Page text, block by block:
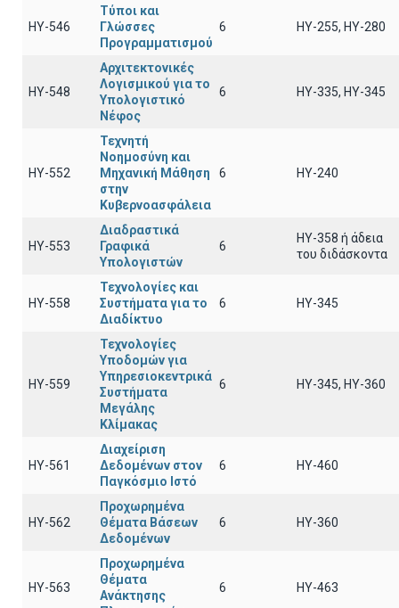
ΗΥ-546
Τύποι και
Γλώσσες
Προγραμματισμού
6 ΗΥ-255, ΗΥ-280
ΗΥ-548
Αρχιτεκτονικές
Λογισμικού για το
Υπολογιστικό
Νέφος
6 ΗΥ-335, ΗΥ-345
ΗΥ-552
Τεχνητή
Νοημοσύνη και
Μηχανική Μάθηση
στην
Κυβερνοασφάλεια
6 ΗΥ-240
ΗΥ-553
Διαδραστικά
Γραφικά
Υπολογιστών
6
ΗΥ-358 ή άδεια
του διδάσκοντα
ΗΥ-558
Τεχνολογίες και
Συστήματα για το
Διαδίκτυο
6 HY-345
HY-559
Τεχνολογίες
Υποδομών για
Υπηρεσιοκεντρικά
Συστήματα
Μεγάλης
Κλίμακας
6 ΗΥ-345, ΗΥ-360
ΗΥ-561
Διαχείριση
Δεδομένων στον
Παγκόσμιο Ιστό
6 ΗΥ-460
HY-562
Προχωρημένα
Θέματα Βάσεων
Δεδομένων
6 HY-360
ΗΥ-563
Προχωρημένα
Θέματα
Ανάκτησης
6 HY-463